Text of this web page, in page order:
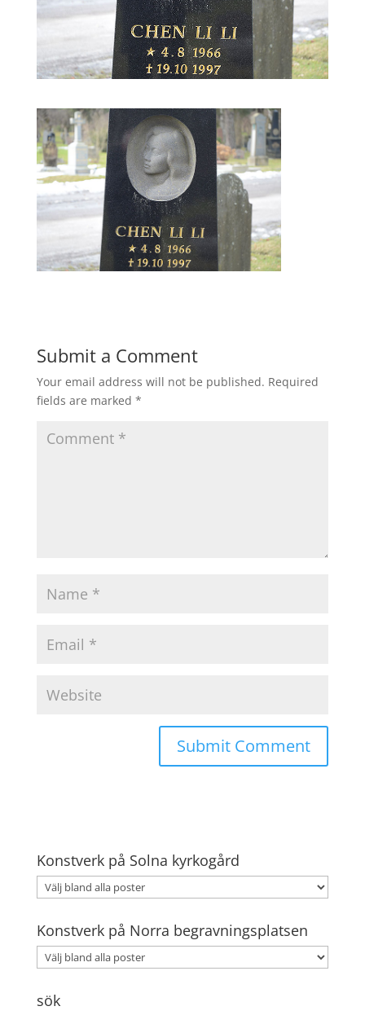
Submit a Comment
Your email address will not be published. Required
fields are marked *
Konstverk på Solna kyrkogård
Konstverk på Norra begravningsplatsen
sök